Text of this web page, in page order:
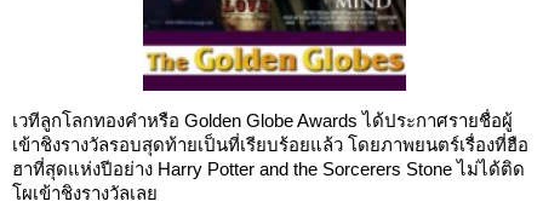
เวทีลูกโลกทองคำหรือ Golden Globe Awards ได้ประกาศรายชื่อผู้
เข้าชิงรางวัลรอบสุดท้ายเป็นที่เรียบร้อยแล้ว โดยภาพยนตร์เรื่องที่ฮือ
ฮาที่สุดแห่งปีอย่าง Harry Potter and the Sorcerers Stone ไม่ได้ติด
โผเข้าชิงรางวัลเลย